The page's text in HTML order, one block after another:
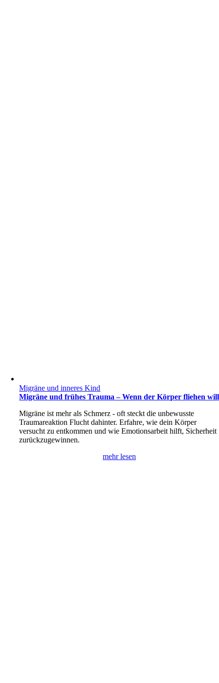
Migräne und inneres Kind
Migräne und frühes Trauma – Wenn der Körper fliehen will
Migräne ist mehr als Schmerz - oft steckt die unbewusste
Traumareaktion Flucht dahinter. Erfahre, wie dein Körper
versucht zu entkommen und wie Emotionsarbeit hilft, Sicherheit
zurückzugewinnen.
mehr lesen